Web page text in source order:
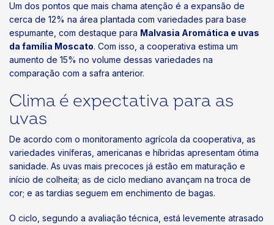
Um dos pontos que mais chama atenção é a expansão de
cerca de 12% na área plantada com variedades para base
espumante, com destaque para Malvasia Aromática e uvas
da família Moscato. Com isso, a cooperativa estima um
aumento de 15% no volume dessas variedades na
comparação com a safra anterior.
Clima é expectativa para as
uvas
De acordo com o monitoramento agrícola da cooperativa, as
variedades viníferas, americanas e híbridas apresentam ótima
sanidade. As uvas mais precoces já estão em maturação e
início de colheita; as de ciclo mediano avançam na troca de
cor; e as tardias seguem em enchimento de bagas.
O ciclo, segundo a avaliação técnica, está levemente atrasado